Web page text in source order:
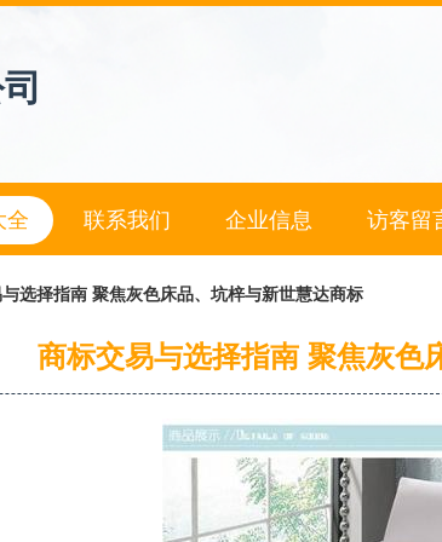
全 联系我们 企业信息 访客留
选择指南 聚焦灰色床品、坑梓与新世慧达商标
商标交易与选择指南 聚焦灰色